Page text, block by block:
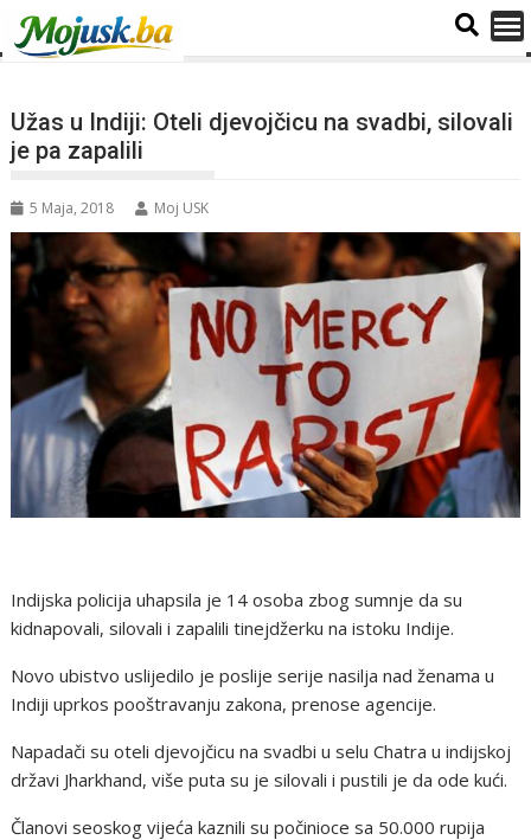
Užas u Indiji: Oteli djevojčicu na svadbi, silovali
je pa zapalili
5 Maja, 2018 Moj USK
Indijska policija uhapsila je 14 osoba zbog sumnje da su
kidnapovali, silovali i zapalili tinejdžerku na istoku Indije.
Novo ubistvo uslijedilo je poslije serije nasilja nad ženama u
Indiji uprkos pooštravanju zakona, prenose agencije.
Napadači su oteli djevojčicu na svadbi u selu Chatra u indijskoj
državi Jharkhand, više puta su je silovali i pustili je da ode kući.
Članovi seoskog vijeća kaznili su počinioce sa 50.000 rupija